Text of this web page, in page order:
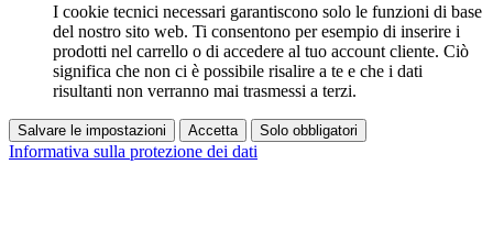
I cookie tecnici necessari garantiscono solo le funzioni di base
del nostro sito web. Ti consentono per esempio di inserire i
prodotti nel carrello o di accedere al tuo account cliente. Ciò
significa che non ci è possibile risalire a te e che i dati
risultanti non verranno mai trasmessi a terzi.
Salvare le impostazioni Accetta Solo obbligatori
Informativa sulla protezione dei dati